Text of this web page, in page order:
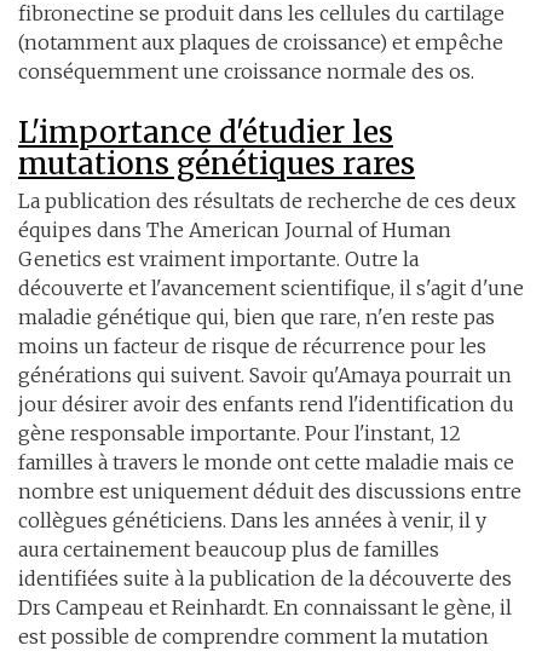
fibronectine se produit dans les cellules du cartilage
(notamment aux plaques de croissance) et empêche
conséquemment une croissance normale des os.
L'importance d'étudier les
mutations génétiques rares
La publication des résultats de recherche de ces deux
équipes dans The American Journal of Human
Genetics est vraiment importante. Outre la
découverte et l'avancement scientifique, il s'agit d'une
maladie génétique qui, bien que rare, n'en reste pas
moins un facteur de risque de récurrence pour les
générations qui suivent. Savoir qu'Amaya pourrait un
jour désirer avoir des enfants rend l'identification du
gène responsable importante. Pour l'instant, 12
familles à travers le monde ont cette maladie mais ce
nombre est uniquement déduit des discussions entre
collègues généticiens. Dans les années à venir, il y
aura certainement beaucoup plus de familles
identifiées suite à la publication de la découverte des
Drs Campeau et Reinhardt. En connaissant le gène, il
est possible de comprendre comment la mutation